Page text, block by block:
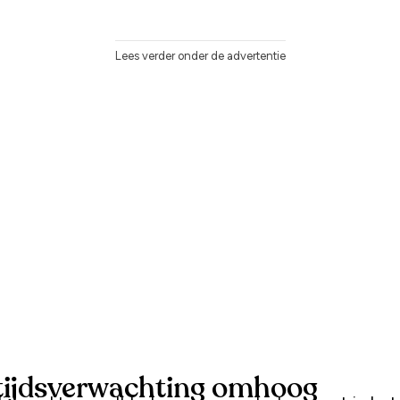
Lees verder onder de advertentie
omhoog